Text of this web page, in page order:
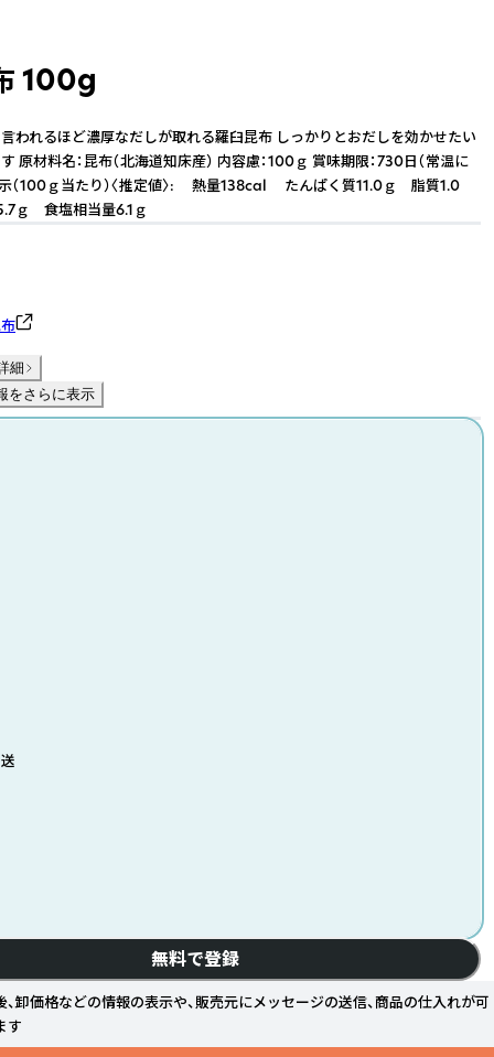
100g
われるほど濃厚なだしが取れる羅臼昆布 しっかりとおだしを効かせたい
原材料名：昆布（北海道知床産） 内容慮：100ｇ 賞味期限：730日（常温に
示（100ｇ当たり）〈推定値〉: 熱量138cal たんぱく質11.0ｇ 脂質1.0
ｇ 食塩相当量6.1ｇ
細
をさらに表示
無料で登録
、卸価格などの情報の表示や、販売元にメッセージの送信、商品の仕入れが可
す